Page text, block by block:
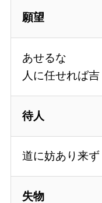
願望
あせるな
人に任せれば吉
待人
道に妨あり来ず
失物